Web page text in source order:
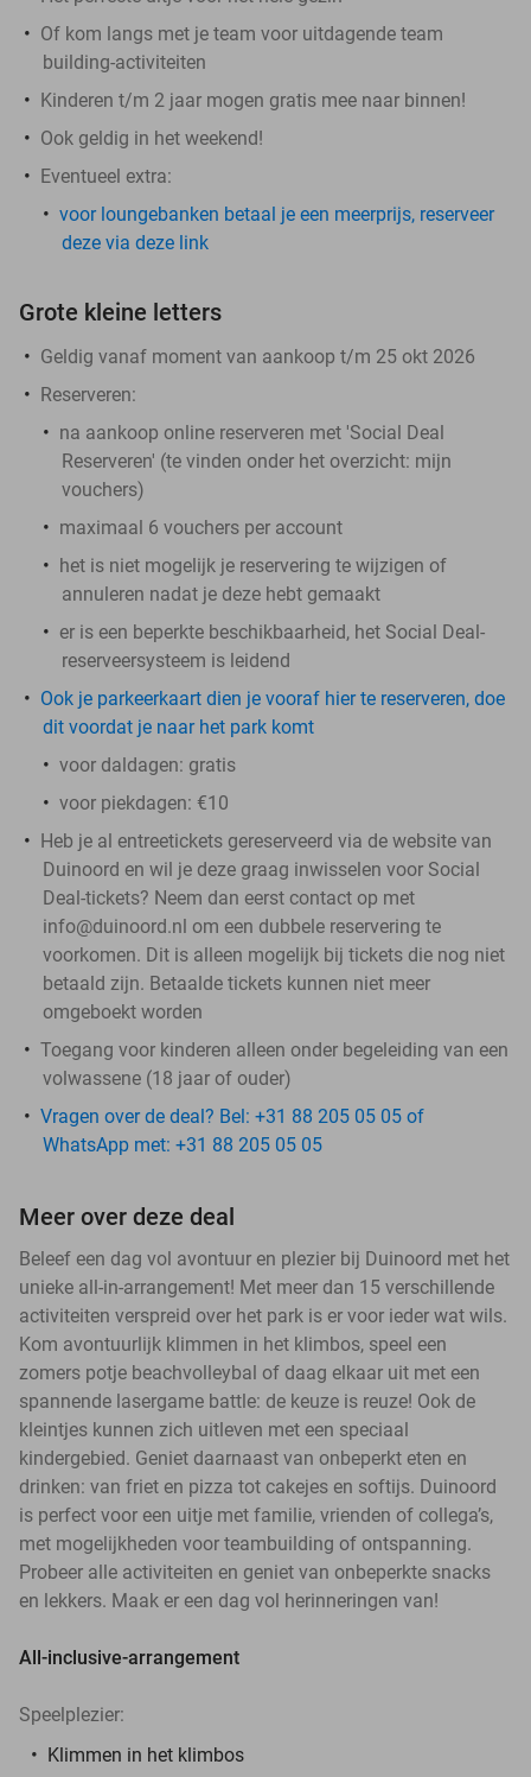
Of kom langs met je team voor uitdagende team
building-activiteiten
Kinderen t/m 2 jaar mogen gratis mee naar binnen!
Ook geldig in het weekend!
Eventueel extra:
voor loungebanken betaal je een meerprijs, reserveer
deze via deze link
Grote kleine letters
Geldig vanaf moment van aankoop t/m 25 okt 2026
Reserveren:
na aankoop online reserveren met 'Social Deal
Reserveren' (te vinden onder het overzicht: mijn
vouchers)
maximaal 6 vouchers per account
het is niet mogelijk je reservering te wijzigen of
annuleren nadat je deze hebt gemaakt
er is een beperkte beschikbaarheid, het Social Deal-
reserveersysteem is leidend
Ook je parkeerkaart dien je vooraf hier te reserveren, doe
dit voordat je naar het park komt
voor daldagen: gratis
voor piekdagen: €10
Heb je al entreetickets gereserveerd via de website van
Duinoord en wil je deze graag inwisselen voor Social
Deal-tickets? Neem dan eerst contact op met
info@duinoord.nl om een dubbele reservering te
voorkomen. Dit is alleen mogelijk bij tickets die nog niet
betaald zijn. Betaalde tickets kunnen niet meer
omgeboekt worden
Toegang voor kinderen alleen onder begeleiding van een
volwassene (18 jaar of ouder)
Vragen over de deal? Bel: +31 88 205 05 05 of
WhatsApp met: +31 88 205 05 05
Meer over deze deal
Beleef een dag vol avontuur en plezier bij Duinoord met het
unieke all-in-arrangement! Met meer dan 15 verschillende
activiteiten verspreid over het park is er voor ieder wat wils.
Kom avontuurlijk klimmen in het klimbos, speel een
zomers potje beachvolleybal of daag elkaar uit met een
spannende lasergame battle: de keuze is reuze! Ook de
kleintjes kunnen zich uitleven met een speciaal
kindergebied. Geniet daarnaast van onbeperkt eten en
drinken: van friet en pizza tot cakejes en softijs. Duinoord
is perfect voor een uitje met familie, vrienden of collega’s,
met mogelijkheden voor teambuilding of ontspanning.
Probeer alle activiteiten en geniet van onbeperkte snacks
en lekkers. Maak er een dag vol herinneringen van!
All-inclusive-arrangement
Speelplezier:
Klimmen in het klimbos